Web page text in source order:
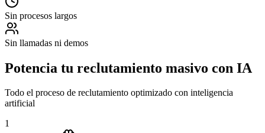
Torres
de Datos
Silva
de Planta
Sin procesos largos
Sin llamadas ni demos
Potencia tu reclutamiento masivo con IA
Todo el proceso de reclutamiento optimizado con inteligencia
artificial
1